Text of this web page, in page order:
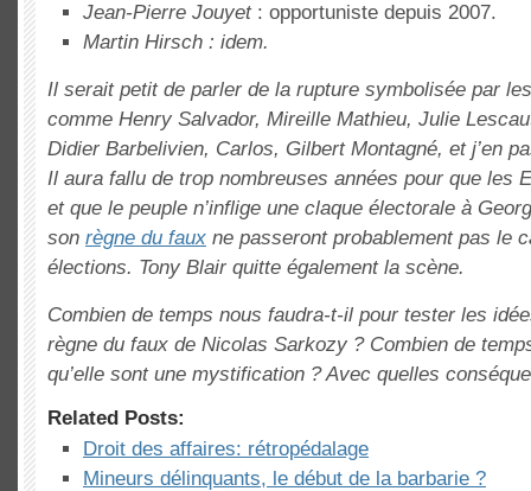
Jean-Pierre Jouyet: opportuniste depuis 2007.
Martin Hirsch : idem.
Il serait petit de parler de la rupture symbolisée par
comme Henry Salvador, Mireille Mathieu, Julie
Didier Barbelivien, Carlos, Gilbert Montagné, et j’en
Il aura fallu de trop nombreuses années pour que les
et que le peuple n’inflige une claque électorale à
son règne du faux ne passeront probablement pas le
élections. Tony Blair quitte également la scène.
Combien de temps nous faudra-t-il pour tester les
règne du faux de Nicolas Sarkozy ? Combien de
qu’elle sont une mystification ? Avec quelles
Related Posts:
Droit des affaires: rétropédalage
Mineurs délinquants, le début de la barbarie ?